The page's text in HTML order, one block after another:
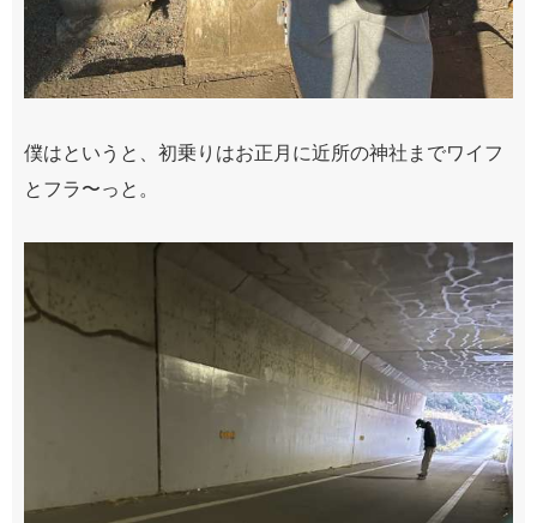
僕はというと、初乗りはお正月に近所の神社までワイフ
とフラ〜っと。